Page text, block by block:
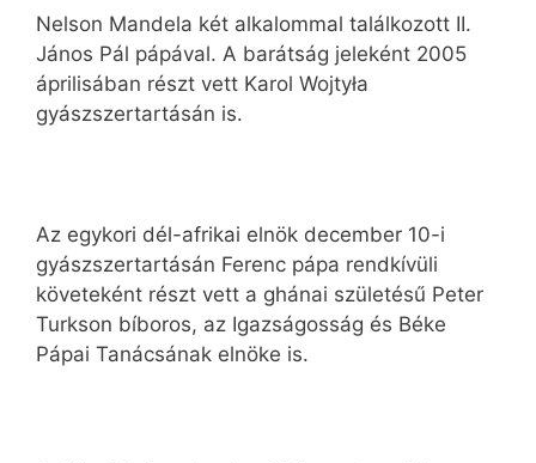
Nelson Mandela két alkalommal találkozott II.
János Pál pápával. A barátság jeleként 2005
áprilisában részt vett Karol Wojtyła
gyászszertartásán is.
Az egykori dél-afrikai elnök december 10-i
gyászszertartásán Ferenc pápa rendkívüli
követeként részt vett a ghánai születésű Peter
Turkson bíboros, az Igazságosság és Béke
Pápai Tanácsának elnöke is.